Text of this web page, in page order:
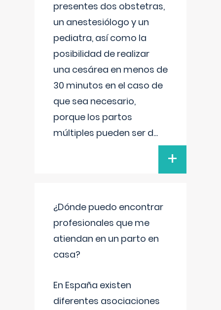
presentes dos obstetras,
un anestesiólogo y un
pediatra, así como la
posibilidad de realizar
una cesárea en menos de
30 minutos en el caso de
que sea necesario,
porque los partos
múltiples pueden ser d...
+
¿Dónde puedo encontrar
profesionales que me
atiendan en un parto en
casa?
En España existen
diferentes asociaciones